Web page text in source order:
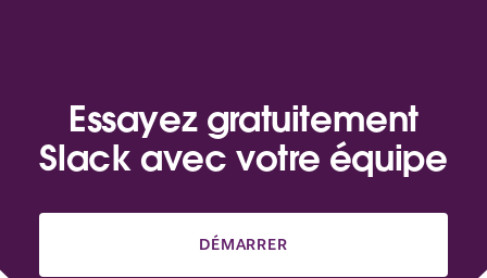
Essayez gratuitement
Slack avec votre équipe
DÉMARRER